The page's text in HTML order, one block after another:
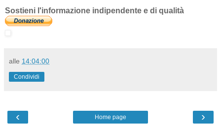
Sostieni l'informazione indipendente e di qualità
alle 14:04:00
Condividi
‹ ›
Home page